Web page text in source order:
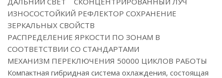
ИЗНОСОСТОЙКИЙ РЕФЛЕКТОР СОХРАНЕНИЕ
ЗЕРКАЛЬНЫХ СВОЙСТВ
РАСПРЕДЕЛЕНИЕ ЯРКОСТИ ПО ЗОНАМ В
СООТВЕТСТВИИ СО СТАНДАРТАМИ
МЕХАНИЗМ ПЕРЕКЛЮЧЕНИЯ 50000 ЦИКЛОВ РАБОТЫ
Компактная гибридная система охлаждения, состоящая